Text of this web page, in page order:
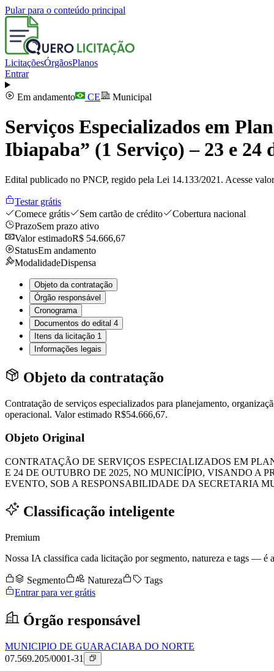
Pular para o conteúdo principal
LicitaçõesÓrgãosPlanos
Entrar
Em andamento CE Municipal
Serviços Especializados em
Ibiapaba” (1 Serviço) – 23 e 24
Edital publicado no PNCP, regido pela Lei 14.133/2021. Acesse
Testar grátis
Comece grátis
Sem cartão de crédito
Cobertura nacional
PrazoSem prazo ativo
Valor estimadoR$ 54.666,67
StatusEm andamento
ModalidadeDispensa
Objeto da contratação
Órgão responsável
Cronograma
Documentos do edital 4
Itens da licitação 1
Informações legais
Objeto da contratação
Contratação de serviços especializados para planejamento,
operacional. Valor estimado R$54.666,67.
Objeto Original
CONTRATAÇÃO DE SERVIÇOS ESPECIALIZADOS EM
E 24 DE OUTUBRO DE 2025, NO MUNICÍPIO, VISANDO A
EVENTO, SOB A RESPONSABILIDADE DA SECRETARIA
Classificação inteligente
Premium
Nossa IA classifica cada licitação por segmento, natureza e tags —
Segmento Natureza
Tags
Entrar para ver grátis
Órgão responsável
MUNICIPIO DE GUARACIABA DO NORTE
07.569.205/0001-31